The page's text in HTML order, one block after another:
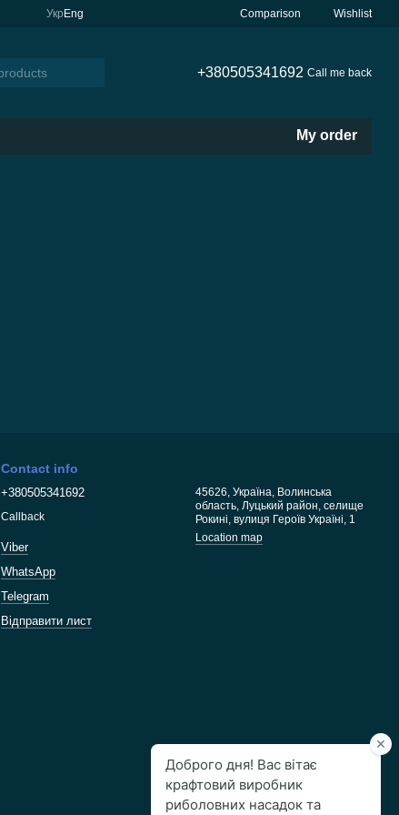
Укр Eng Comparison Wishlist
+380505341692 Call me back
My order
Contact info
+380505341692
Callback
Viber
WhatsApp
Telegram
Відправити лист
45626, Україна, Волинська
область, Луцький район, селище
Рокині, вулиця Героїв Україні, 1
Location map